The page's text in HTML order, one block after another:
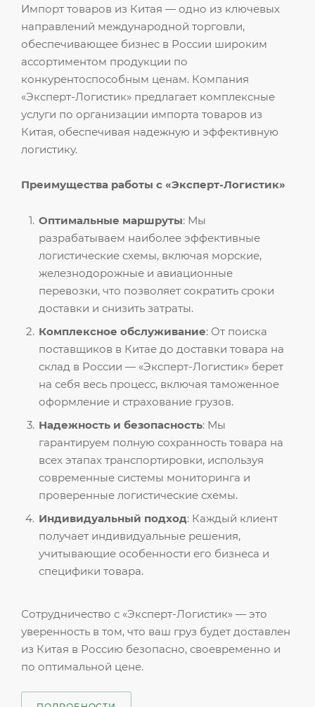
Импорт товаров из Китая — одно из ключевых
направлений международной торговли,
обеспечивающее бизнес в России широким
ассортиментом продукции по
конкурентоспособным ценам. Компания
«Эксперт-Логистик» предлагает комплексные
услуги по организации импорта товаров из
Китая, обеспечивая надежную и эффективную
логистику.
Преимущества работы с «Эксперт-Логистик»
Оптимальные маршруты: Мы
разрабатываем наиболее эффективные
логистические схемы, включая морские,
железнодорожные и авиационные
перевозки, что позволяет сократить сроки
доставки и снизить затраты.
Комплексное обслуживание: От поиска
поставщиков в Китае до доставки товара на
склад в России — «Эксперт-Логистик» берет
на себя весь процесс, включая таможенное
оформление и страхование грузов.
Надежность и безопасность: Мы
гарантируем полную сохранность товара на
всех этапах транспортировки, используя
современные системы мониторинга и
проверенные логистические схемы.
Индивидуальный подход: Каждый клиент
получает индивидуальные решения,
учитывающие особенности его бизнеса и
специфики товара.
Сотрудничество с «Эксперт-Логистик» — это
уверенность в том, что ваш груз будет доставлен
из Китая в Россию безопасно, своевременно и
по оптимальной цене.